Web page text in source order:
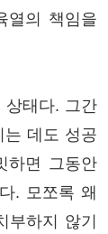
열의 책임을
상태다. 그간
는 데도 성공
하면 그동안
. 모쪼록 왜
부하지 않기